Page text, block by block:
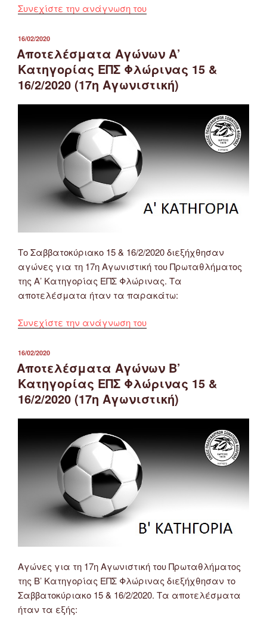
Συνεχίστε την ανάγνωση του“Αποτελέσματα
Κατηγορίας
ΕΠΣ
Φλώρινας
22
&
(18η
Αγωνιστική)”
ΔΗΜΟΣΙΕΎΤΗΚΕ
ΣΤΙΣ
16/02/2020
Αποτελέσματα Αγώνων Α’
Κατηγορίας ΕΠΣ Φλώρινας 15 &
16/2/2020 (17η Αγωνιστική)
Το Σαββατοκύριακο 15 & 16/2/2020 διεξήχθησαν
αγώνες για τη 17η Αγωνιστική του Πρωταθλήματος
της Α’ Κατηγορίας ΕΠΣ Φλώρινας. Τα
αποτελέσματα ήταν τα παρακάτω:
Συνεχίστε την ανάγνωση του“Αποτελέσματα
Κατηγορίας
ΕΠΣ
Φλώρινας
15
&
(17η
Αγωνιστική)”
ΔΗΜΟΣΙΕΎΤΗΚΕ
ΣΤΙΣ
16/02/2020
Αποτελέσματα Αγώνων Β’
Κατηγορίας ΕΠΣ Φλώρινας 15 &
16/2/2020 (17η Αγωνιστική)
Αγώνες για τη 17η Αγωνιστική του Πρωταθλήματος
της Β’ Κατηγορίας ΕΠΣ Φλώρινας διεξήχθησαν το
Σαββατοκύριακο 15 & 16/2/2020. Τα αποτελέσματα
ήταν τα εξής: